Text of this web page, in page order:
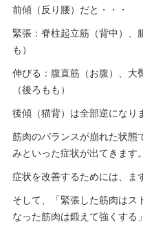
前傾（反り腰）だと・・・
緊張：脊柱起立筋（背中）、
も）
伸びる：腹直筋（お腹）、大
（後ろもも）
後傾（猫背）は全部逆になり
筋肉のバランスが崩れた状態
みといった症状が出てきます。
症状を改善するためには、ま
そして、「緊張した筋肉はス
なった筋肉は鍛えて強くする